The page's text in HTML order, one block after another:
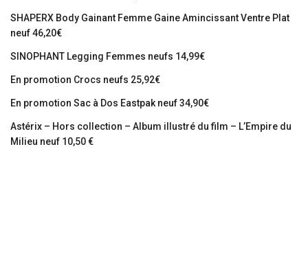
SHAPERX Body Gainant Femme Gaine Amincissant Ventre Plat
neuf 46,20€
SINOPHANT Legging Femmes neufs 14,99€
En promotion Crocs neufs 25,92€
En promotion Sac à Dos Eastpak neuf 34,90€
Astérix – Hors collection – Album illustré du film – L’Empire du
Milieu neuf 10,50 €